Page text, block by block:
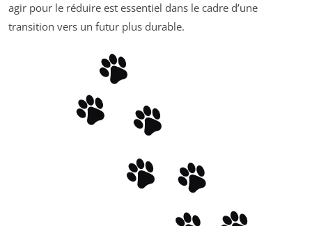
agir pour le réduire est essentiel dans le cadre d’une
transition vers un futur plus durable.